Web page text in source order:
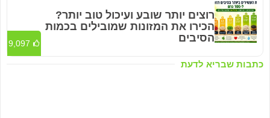
כתבות שבריא לדעת
רוצים יותר שובע ועיכול טוב יותר?
הכירו את המזונות שמובילים בכמות
הסיבים
9,097